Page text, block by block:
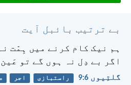
بے ترتیب بائبل آیت
ہم نیک کام کرنے میں ہِمّت
اگر بے دِل نہ ہوں گے تو
گلتِیوں 6:‏9 راستبازی اجر